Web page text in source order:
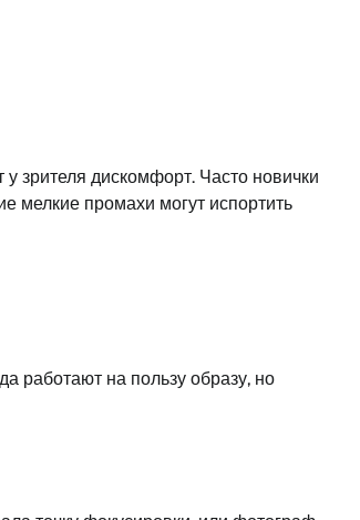
зрителя дискомфорт. Часто новички
мелкие промахи могут испортить
работают на пользу образу, но